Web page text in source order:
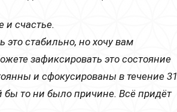
и счастье.
стабильно, но хочу вам
зафиксировать это состояние
и сфокусированы в течение 31
то ни было причине. Всё придёт